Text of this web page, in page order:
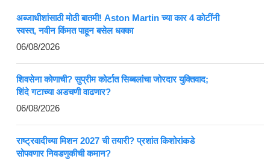
अब्जाधीशांसाठी मोठी बातमी! Aston Martin च्या कार 4 कोटींनी
स्वस्त, नवीन किंमत पाहून बसेल धक्का
06/08/2026
शिवसेना कोणाची? सुप्रीम कोर्टात सिब्बलांचा जोरदार युक्तिवाद;
शिंदे गटाच्या अडचणी वाढणार?
06/08/2026
राष्ट्रवादीच्या मिशन 2027 ची तयारी? प्रशांत किशोरांकडे
सोपवणार निवडणुकीची कमान?